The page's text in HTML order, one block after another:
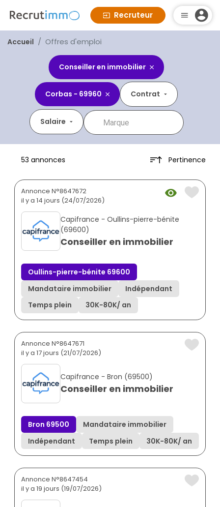
Recruteur
Accueil Offres d'emploi
Conseiller en immobilier
Corbas - 69960 Contrat
Salaire
53 annonces Pertinence
Annonce N°8647672
il y a 14 jours (24/07/2026)
Capifrance - Oullins-pierre-bénite
(69600)
Conseiller en immobilier
Oullins-pierre-bénite 69600
Mandataire immobilier
Indépendant
Temps plein
30K-80K/ an
Annonce N°8647671
il y a 17 jours (21/07/2026)
Capifrance - Bron (69500)
Conseiller en immobilier
Bron 69500
Mandataire immobilier
Indépendant
Temps plein 30K-80K/ an
Annonce N°8647454
il y a 19 jours (19/07/2026)